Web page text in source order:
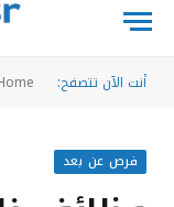
أنت الآن تتصفح:
فرص عن بعد